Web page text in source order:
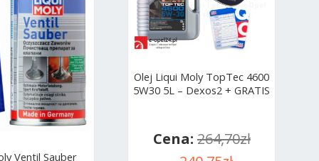
Ventil Sauber
Olej Liqui Moly TopTec 4600
5W30 5L – Dexos2 + GRATIS
264,70zł